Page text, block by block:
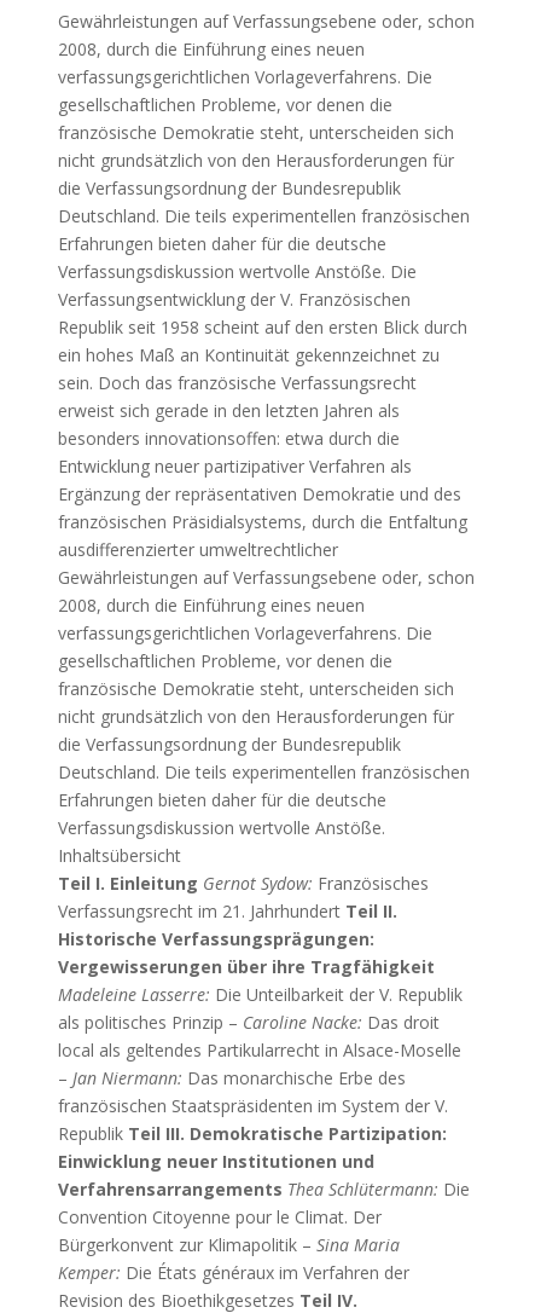
Gewährleistungen auf Verfassungsebene oder, schon
2008, durch die Einführung eines neuen
verfassungsgerichtlichen Vorlageverfahrens. Die
gesellschaftlichen Probleme, vor denen die
französische Demokratie steht, unterscheiden sich
nicht grundsätzlich von den Herausforderungen für
die Verfassungsordnung der Bundesrepublik
Deutschland. Die teils experimentellen französischen
Erfahrungen bieten daher für die deutsche
Verfassungsdiskussion wertvolle Anstöße. Die
Verfassungsentwicklung der V. Französischen
Republik seit 1958 scheint auf den ersten Blick durch
ein hohes Maß an Kontinuität gekennzeichnet zu
sein. Doch das französische Verfassungsrecht
erweist sich gerade in den letzten Jahren als
besonders innovationsoffen: etwa durch die
Entwicklung neuer partizipativer Verfahren als
Ergänzung der repräsentativen Demokratie und des
französischen Präsidialsystems, durch die Entfaltung
ausdifferenzierter umweltrechtlicher
Gewährleistungen auf Verfassungsebene oder, schon
2008, durch die Einführung eines neuen
verfassungsgerichtlichen Vorlageverfahrens. Die
gesellschaftlichen Probleme, vor denen die
französische Demokratie steht, unterscheiden sich
nicht grundsätzlich von den Herausforderungen für
die Verfassungsordnung der Bundesrepublik
Deutschland. Die teils experimentellen französischen
Erfahrungen bieten daher für die deutsche
Verfassungsdiskussion wertvolle Anstöße.
Inhaltsübersicht
Teil I. Einleitung Gernot Sydow: Französisches
Verfassungsrecht im 21. Jahrhundert Teil II.
Historische Verfassungsprägungen:
Vergewisserungen über ihre Tragfähigkeit
Madeleine Lasserre: Die Unteilbarkeit der V. Republik
als politisches Prinzip – Caroline Nacke: Das droit
local als geltendes Partikularrecht in Alsace-Moselle
– Jan Niermann: Das monarchische Erbe des
französischen Staatspräsidenten im System der V.
Republik Teil III. Demokratische Partizipation:
Einwicklung neuer Institutionen und
Verfahrensarrangements Thea Schlütermann: Die
Convention Citoyenne pour le Climat. Der
Bürgerkonvent zur Klimapolitik – Sina Maria
Kemper: Die États généraux im Verfahren der
Revision des Bioethikgesetzes Teil IV.